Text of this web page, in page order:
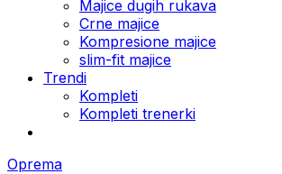
Majice dugih rukava
Crne majice
Kompresione majice
slim-fit majice
Trendi
Kompleti
Kompleti trenerki
Oprema